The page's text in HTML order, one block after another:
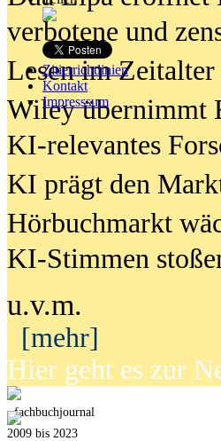
Zitierrichtlinien
Kontakt
Impresssum
verbotene und
Lesen im
Wiley übernimmt
KI-relevantes
KI prägt den
Hörbuchmarkt
KI-Stimmen
u.v.m.
[mehr]
Hier geht es zur
fachbuchjournal
2009 bis 2023